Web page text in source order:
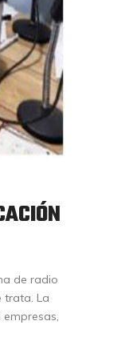
de radio
trata. La